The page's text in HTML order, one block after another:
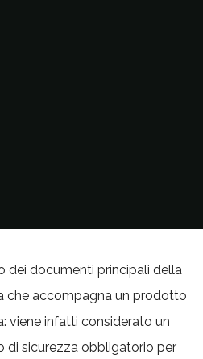
dei documenti principali della
che accompagna un prodotto
viene infatti considerato un
di sicurezza obbligatorio per